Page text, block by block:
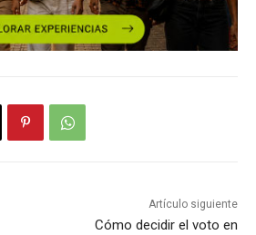
Artículo siguiente
Cómo decidir el voto en